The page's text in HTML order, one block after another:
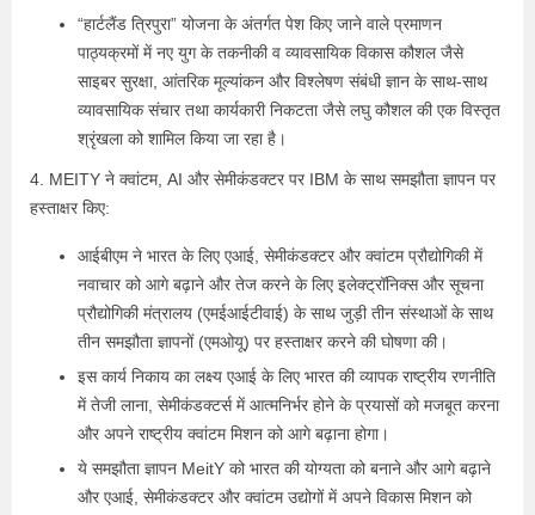
“हार्टलैंड त्रिपुरा” योजना के अंतर्गत पेश किए जाने वाले प्रमाणन
पाठ्यक्रमों में नए युग के तकनीकी व व्यावसायिक विकास कौशल जैसे
साइबर सुरक्षा, आंतरिक मूल्यांकन और विश्लेषण संबंधी ज्ञान के साथ-साथ
व्यावसायिक संचार तथा कार्यकारी निकटता जैसे लघु कौशल की एक विस्तृत
श्रृंखला को शामिल किया जा रहा है।
4. MEITY ने क्वांटम, AI और सेमीकंडक्टर पर IBM के साथ समझौता ज्ञापन पर
हस्ताक्षर किए:
आईबीएम ने भारत के लिए एआई, सेमीकंडक्टर और क्वांटम प्रौद्योगिकी में
नवाचार को आगे बढ़ाने और तेज करने के लिए इलेक्ट्रॉनिक्स और सूचना
प्रौद्योगिकी मंत्रालय (एमईआईटीवाई) के साथ जुड़ी तीन संस्थाओं के साथ
तीन समझौता ज्ञापनों (एमओयू) पर हस्ताक्षर करने की घोषणा की।
इस कार्य निकाय का लक्ष्य एआई के लिए भारत की व्यापक राष्ट्रीय रणनीति
में तेजी लाना, सेमीकंडक्टर्स में आत्मनिर्भर होने के प्रयासों को मजबूत करना
और अपने राष्ट्रीय क्वांटम मिशन को आगे बढ़ाना होगा।
ये समझौता ज्ञापन MeitY को भारत की योग्यता को बनाने और आगे बढ़ाने
और एआई, सेमीकंडक्टर और क्वांटम उद्योगों में अपने विकास मिशन को